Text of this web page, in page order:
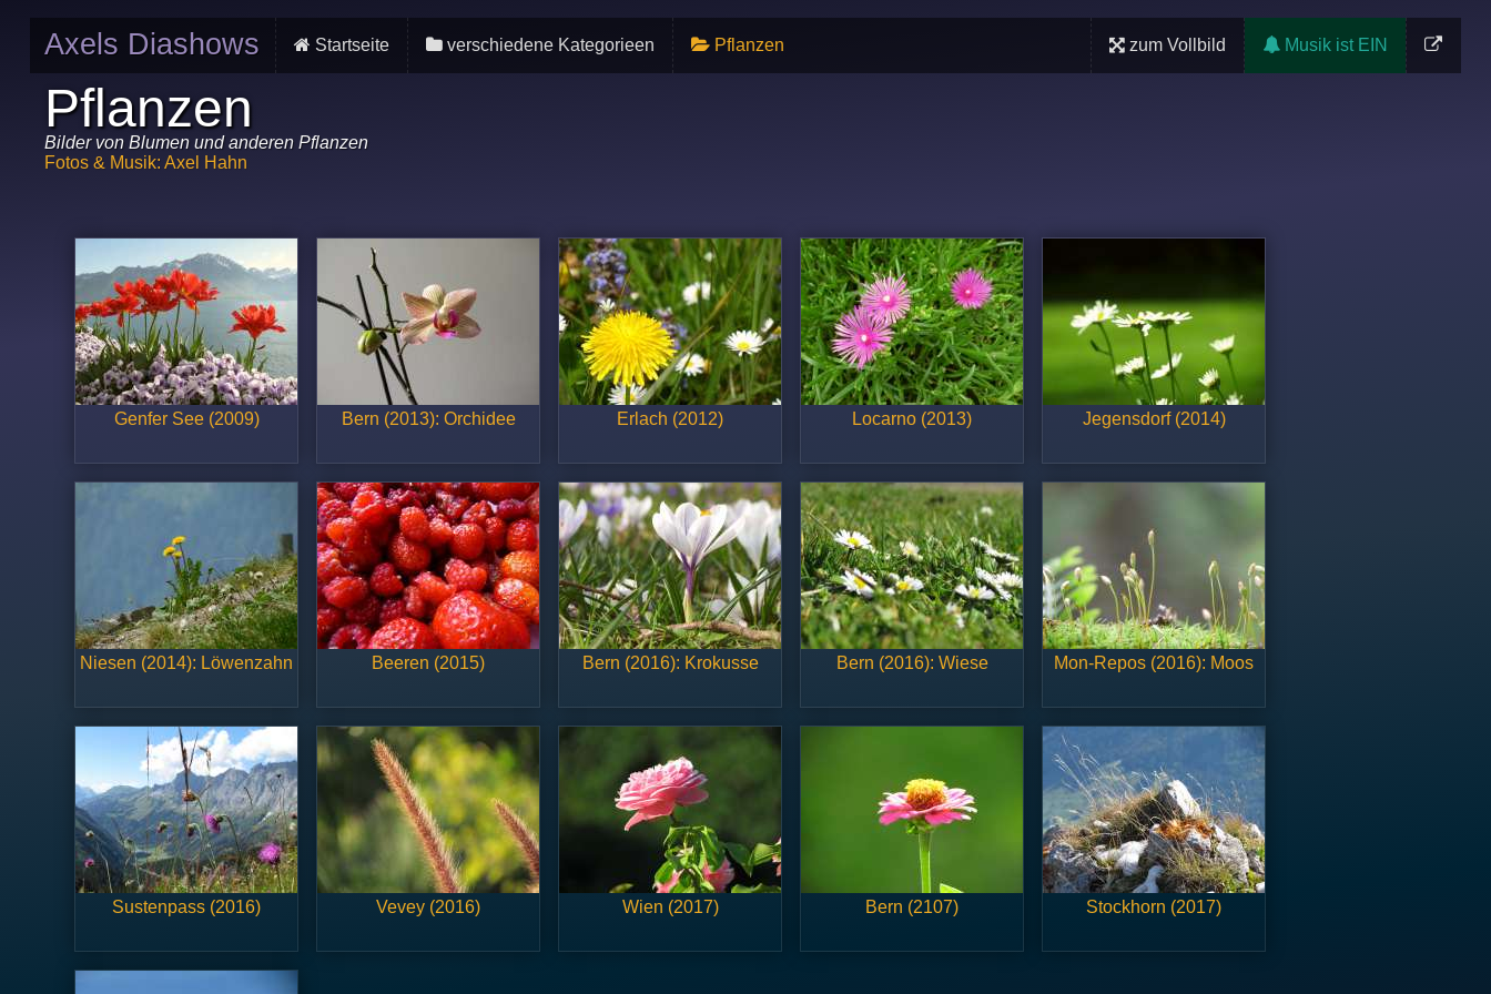
zum Vollbild Musik ist EIN
Axels Diashows Startseite verschiedene Kategorieen Pflanzen
Pflanzen
Bilder von Blumen und anderen Pflanzen
Fotos & Musik: Axel Hahn
Genfer See (2009) Bern (2013): Orchidee Erlach (2012) Locarno (2013) Jegensdorf (2014)
Niesen (2014): Löwenzahn Beeren (2015) Bern (2016): Krokusse Bern (2016): Wiese Mon-Repos (2016): Moos
Sustenpass (2016) Vevey (2016) Wien (2017) Bern (2107) Stockhorn (2017)